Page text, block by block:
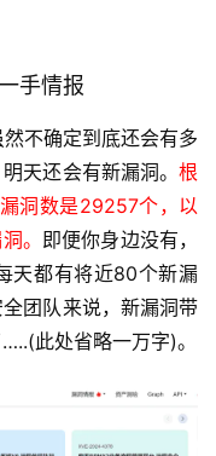
手情报
不确定到底还会有多
天还会有新漏洞。 根
洞数是29257个，以
。 即便你身边没有，
天都有将近80个新漏
团队来说，新漏洞带
此处省略一万字)。